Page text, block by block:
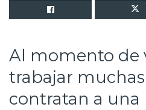
Al momento de
trabajar
contratan a una